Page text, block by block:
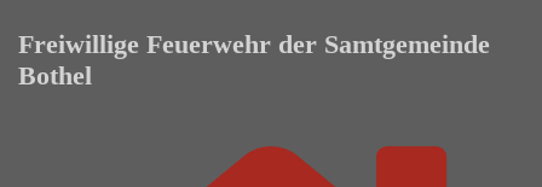
Freiwillige Feuerwehr der Samtgemeinde
Bothel